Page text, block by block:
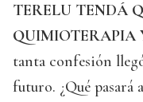
TERELU TENDÁ
QUIMIOTERAPIA
tanta confesión
futuro. ¿Qué pasará